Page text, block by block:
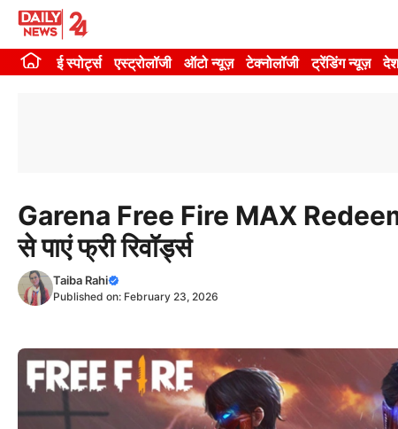
Skip
contentई स्पोर्ट्स एस्ट्रोलॉजी ऑटो न्यूज़ टेक्नोलॉजी ट्रेंडिंग न्यूज़
Garena Free Fire MAX
से पाएं फ्री रिवॉर्ड्स
Taiba Rahi
Published on: February 23, 2026